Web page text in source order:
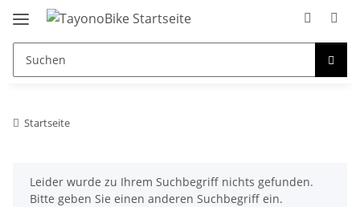
Startseite
xLeider wurde zu Ihrem Suchbegriff nichts gefunden.
Bitte geben Sie einen anderen Suchbegriff ein.